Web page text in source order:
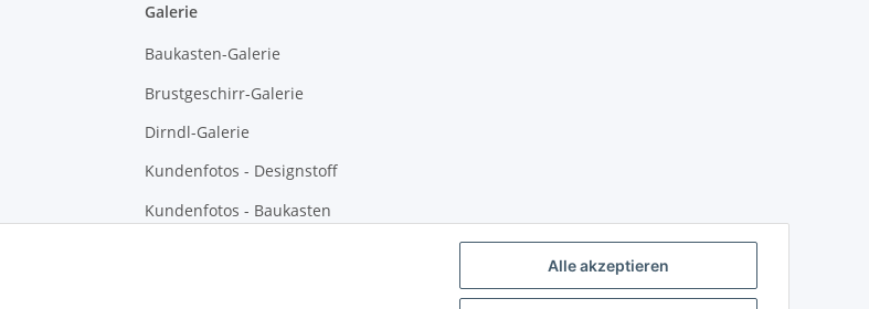
Galerie
Baukasten-Galerie
Brustgeschirr-Galerie
Dirndl-Galerie
Kundenfotos - Designstoff
Kundenfotos - Baukasten
Alle akzeptieren